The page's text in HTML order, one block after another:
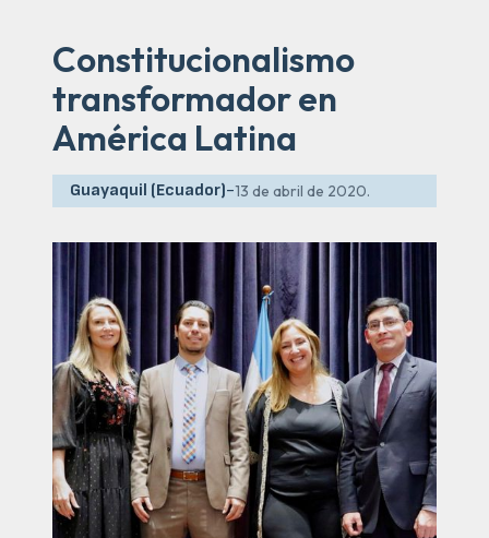
Constitucionalismo
transformador en
América Latina
Guayaquil (Ecuador)-13 de abril de 2020.